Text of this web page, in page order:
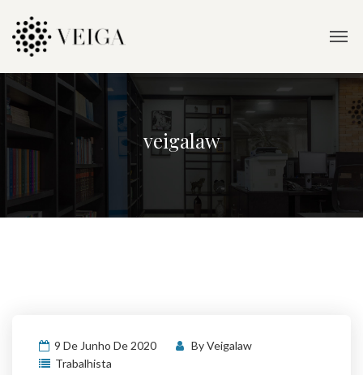
veigalaw
9 De Junho De 2020 ByVeigalaw
Trabalhista